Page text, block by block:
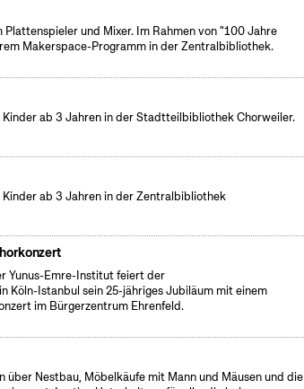
Plattenspieler und Mixer. Im Rahmen von "100 Jahre
Makerspace-Programm in der Zentralbibliothek.
ab 3 Jahren in der Stadtteilbibliothek Chorweiler.
ab 3 Jahren in der Zentralbibliothek
Yunus-Emre-Institut feiert der
Köln-Istanbul sein 25-jähriges Jubiläum mit einem
im Bürgerzentrum Ehrenfeld.
über Nestbau, Möbelkäufe mit Mann und Mäusen und die